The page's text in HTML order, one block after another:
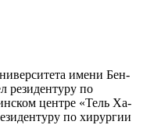
имени Бен-
резидентуру по
центре «Тель Ха-
по хирургии